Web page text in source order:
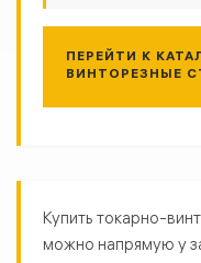
ПЕРЕЙТИ К
ВИНТОРЕЗНЫЕ
Токарно-
Купить токарно-
можно напрямую у